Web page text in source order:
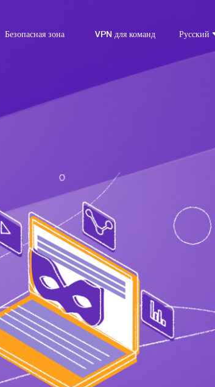
Безопасная зона VPN для команд Русский